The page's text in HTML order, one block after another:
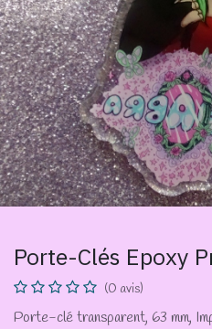
Porte-Clés Epoxy
(0 avis)
Porte-clé transparent, 63 mm,